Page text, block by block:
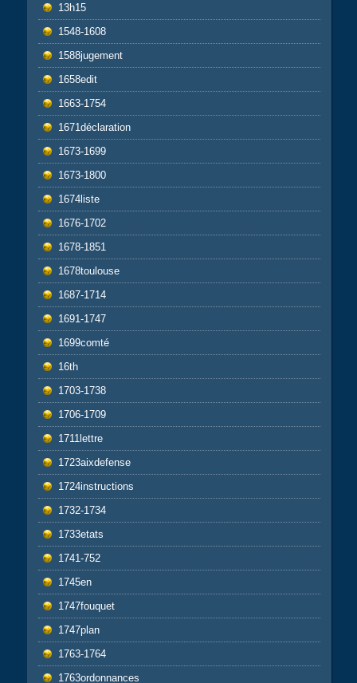
13h15
1548-1608
1588jugement
1658edit
1663-1754
1671déclaration
1673-1699
1673-1800
1674liste
1676-1702
1678-1851
1678toulouse
1687-1714
1691-1747
1699comté
16th
1703-1738
1706-1709
1711lettre
1723aixdefense
1724instructions
1732-1734
1733etats
1741-752
1745en
1747fouquet
1747plan
1763-1764
1763ordonnances